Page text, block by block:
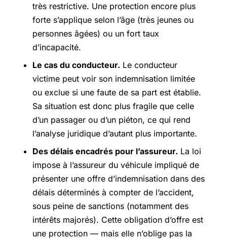
très restrictive. Une protection encore plus
forte s’applique selon l’âge (très jeunes ou
personnes âgées) ou un fort taux
d’incapacité.
Le cas du conducteur. Le conducteur
victime peut voir son indemnisation limitée
ou exclue si une faute de sa part est établie.
Sa situation est donc plus fragile que celle
d’un passager ou d’un piéton, ce qui rend
l’analyse juridique d’autant plus importante.
Des délais encadrés pour l’assureur. La loi
impose à l’assureur du véhicule impliqué de
présenter une offre d’indemnisation dans des
délais déterminés à compter de l’accident,
sous peine de sanctions (notamment des
intérêts majorés). Cette obligation d’offre est
une protection — mais elle n’oblige pas la